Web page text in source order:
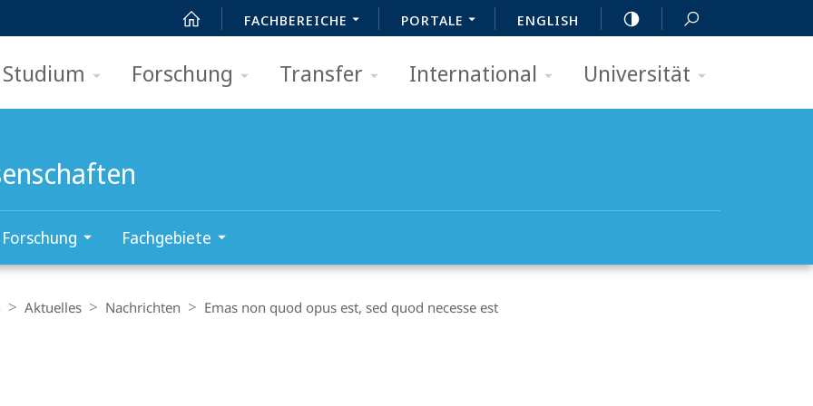
FACHBEREICHE PORTALE ENGLISH
Studium Forschung Transfer International Universität
Forschung Fachgebiete
Aktuelles Nachrichten Emas non quod opus est, sed quod necesse est